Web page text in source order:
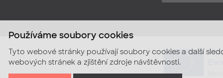
Používáme soubory cookies
Tyto webové stránky používají soubory cookies a další
webových stránek a zjištění zdroje návštěvnosti.